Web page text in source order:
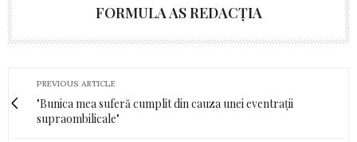
FORMULA AS REDACȚIA
PREVIOUS ARTICLE
"Bunica mea suferă cumplit din cauza unei eventrații
supraombilicale"